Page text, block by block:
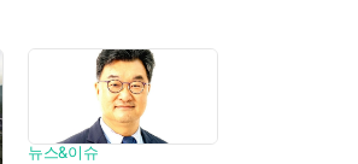
뉴스&이슈